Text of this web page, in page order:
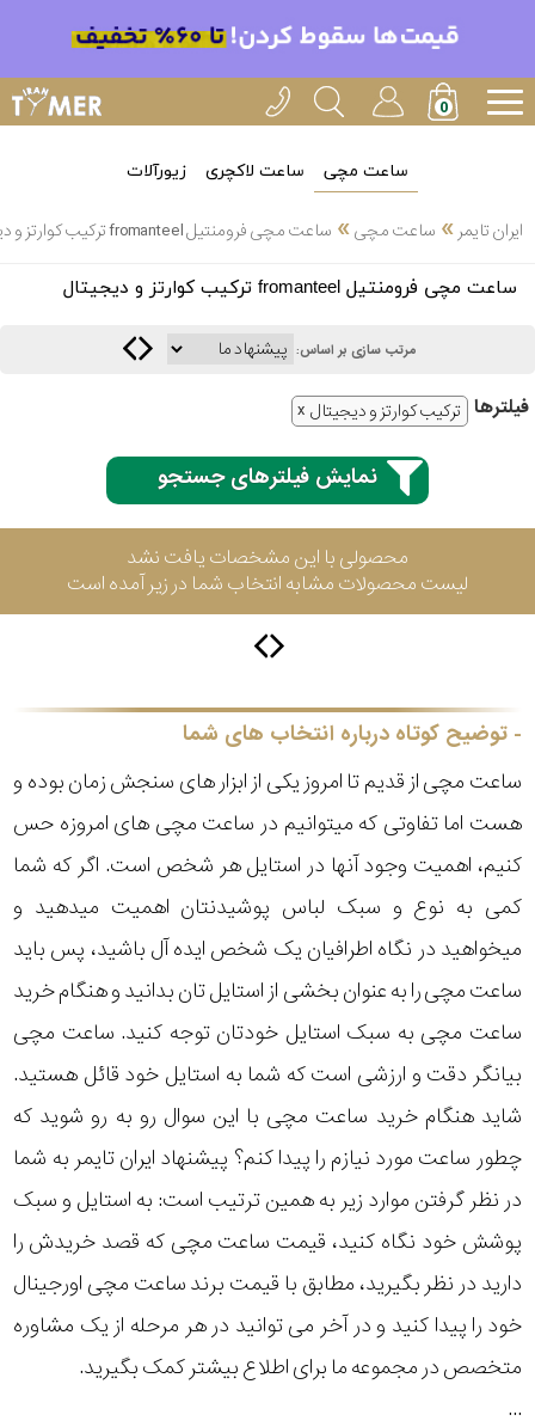
ساعت مچی ساعت لاکچری زیورآلات
ایران تایمر » ساعت مچی» ساعت مچی فرومنتیل fromanteel ترکیب کوارتز و دیجیتال
ساعت مچی فرومنتیل fromanteel ترکیب کوارتز و دیجیتال
مرتب سازی بر اساس:
فیلتر‌ها ترکیب کوارتز و دیجیتال
نمایش فیلترهای جستجو
محصولی با این مشخصات یافت نشد
لیست محصولات مشابه انتخاب شما در زیر آمده است
توضیح کوتاه درباره انتخاب های شما
ساعت مچی از قدیم تا امروز یکی از ابزار های سنجش زمان بوده و
هست اما تفاوتی که میتوانیم در ساعت مچی های امروزه حس
کنیم، اهمیت وجود آنها در استایل هر شخص است. اگر که شما
کمی به نوع و سبک لباس پوشیدنتان اهمیت میدهید و
میخواهید در نگاه اطرافیان یک شخص ایده آل باشید، پس باید
ساعت مچی را به عنوان بخشی از استایل تان بدانید و هنگام خرید
ساعت مچی به سبک استایل خودتان توجه کنید. ساعت مچی
بیانگر دقت و ارزشی است که شما به استایل خود قائل هستید.
شاید هنگام خرید ساعت مچی با این سوال رو به رو شوید که
چطور ساعت مورد نیازم را پیدا کنم؟ پیشنهاد ایران تایمر به شما
در نظر گرفتن موارد زیر به همین ترتیب است: به استایل و سبک
پوشش خود نگاه کنید، قیمت ساعت مچی که قصد خریدش را
دارید در نظر بگیرید، مطابق با قیمت برند ساعت مچی اورجینال
خود را پیدا کنید و در آخر می توانید در هر مرحله از یک مشاوره
متخصص در مجموعه ما برای اطلاع بیشتر کمک بگیرید.
...
انتخاب
بین 3
3
سیکو
سیتیزن
اورینت
پیلار
لیکوپر
آدیداس
متی
مازراتی
نمایش
جنسیت
استایل
محدوده
عرض
طرح
بند